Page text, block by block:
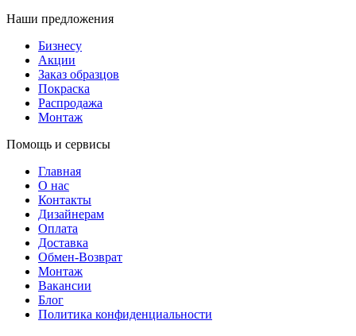
Наши предложения
Бизнесу
Акции
Заказ образцов
Покраска
Распродажа
Монтаж
Помощь и сервисы
Главная
О нас
Контакты
Дизайнерам
Оплата
Доставка
Обмен-Возврат
Монтаж
Вакансии
Блог
Политика конфиденциальности